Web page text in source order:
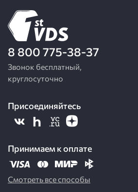
8 800 775-38-37
Звонок бесплатный,
круглосуточно
Присоединяйтесь
Принимаем к оплате
Смотреть все способы